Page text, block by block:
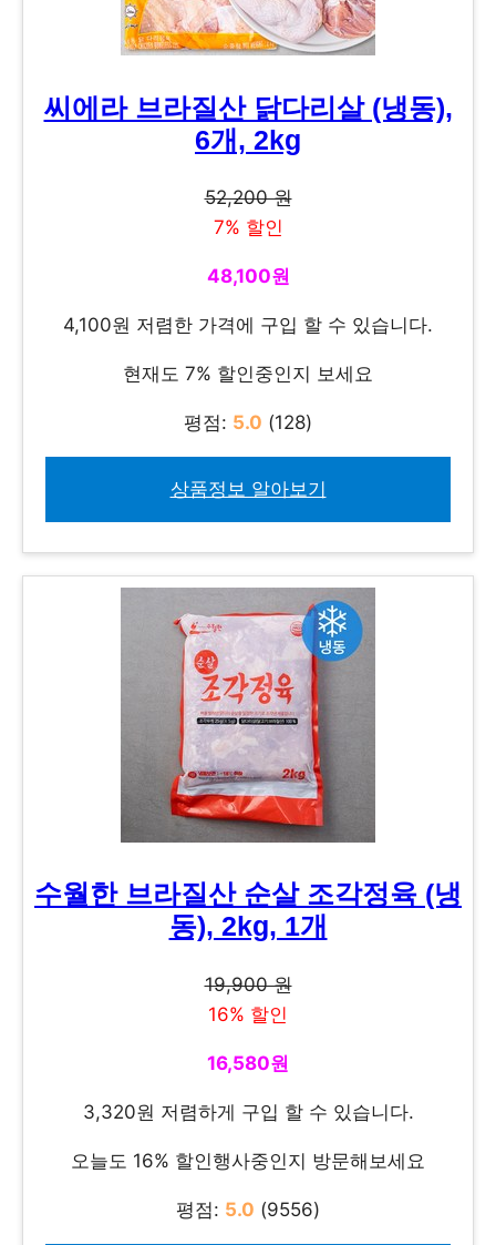
씨에라 브라질산 닭다리살 (냉동),
6개, 2kg
52,200 원
7% 할인
48,100원
4,100원 저렴한 가격에 구입 할 수 있습니다.
현재도 7% 할인중인지 보세요
평점: 5.0 (128)
상품정보 알아보기
수월한 브라질산 순살 조각정육 (냉
동), 2kg, 1개
19,900 원
16% 할인
16,580원
3,320원 저렴하게 구입 할 수 있습니다.
오늘도 16% 할인행사중인지 방문해보세요
평점: 5.0 (9556)